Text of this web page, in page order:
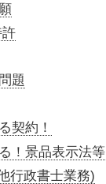
許
題
契約！
！景品表示法等
行政書士業務)